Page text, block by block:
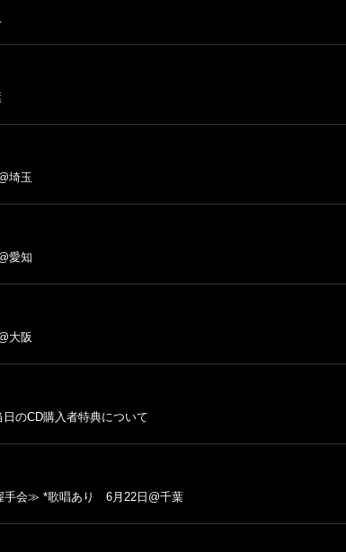
埼玉
愛知
大阪
のCD購入者特典について
手会≫ *歌唱あり 6月22日@千葉